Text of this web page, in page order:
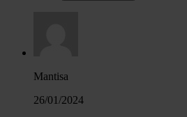
Mantisa
26/01/2024